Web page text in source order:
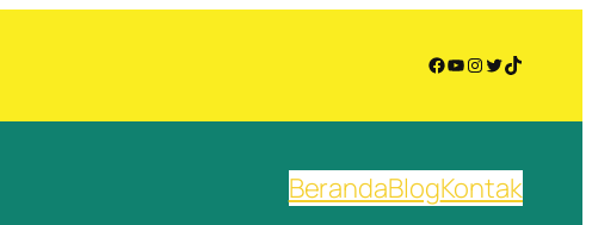
Facebook
YouTube
Instagram
Twitter
TikTok
BerandaBlogKontak